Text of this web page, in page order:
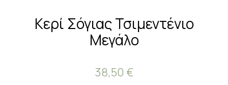
Κερί Σόγιας Τσιμεντένιο
Μεγάλο
38,50 €